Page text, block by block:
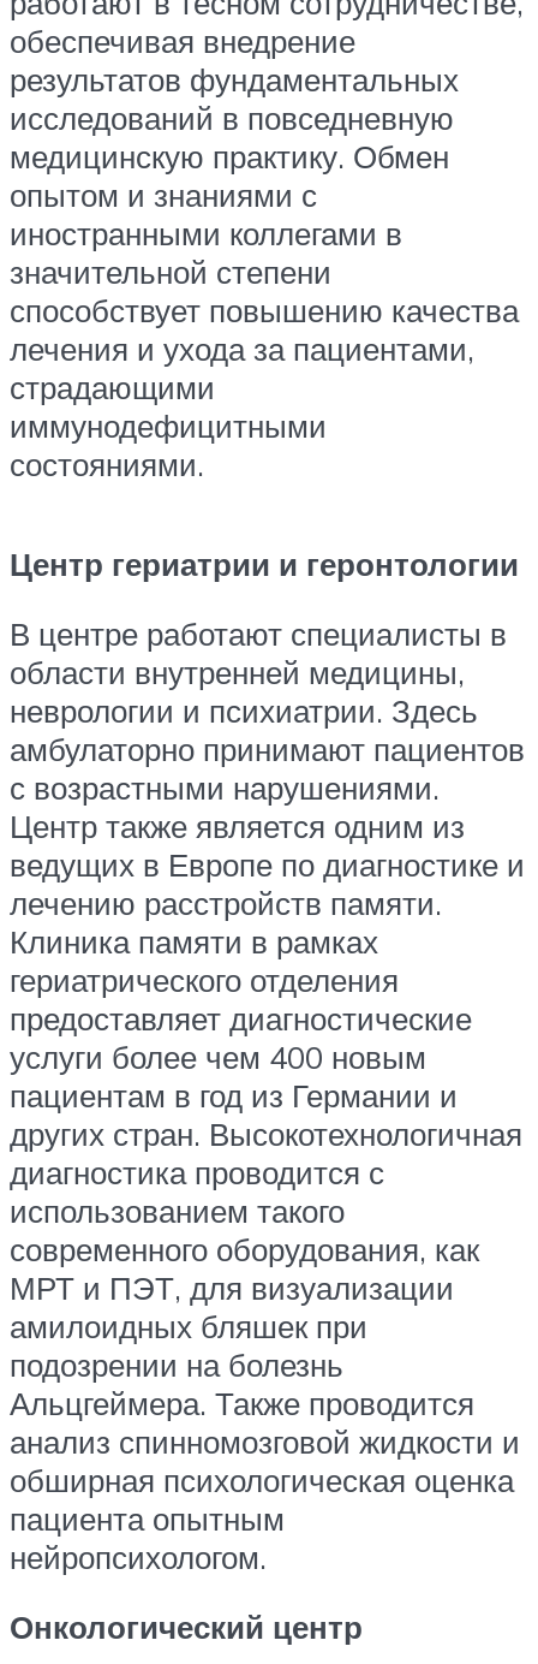
обеспечивая внедрение
результатов фундаментальных
исследований в повседневную
медицинскую практику. Обмен
опытом и знаниями с
иностранными коллегами в
значительной степени
способствует повышению качества
лечения и ухода за пациентами,
страдающими
иммунодефицитными
состояниями.
Центр гериатрии и геронтологии
В центре работают специалисты в
области внутренней медицины,
неврологии и психиатрии. Здесь
амбулаторно принимают пациентов
с возрастными нарушениями.
Центр также является одним из
ведущих в Европе по диагностике и
лечению расстройств памяти.
Клиника памяти в рамках
гериатрического отделения
предоставляет диагностические
услуги более чем 400 новым
пациентам в год из Германии и
других стран. Высокотехнологичная
диагностика проводится с
использованием такого
современного оборудования, как
МРТ и ПЭТ, для визуализации
амилоидных бляшек при
подозрении на болезнь
Альцгеймера. Также проводится
анализ спинномозговой жидкости и
обширная психологическая оценка
пациента опытным
нейропсихологом.
Онкологический центр